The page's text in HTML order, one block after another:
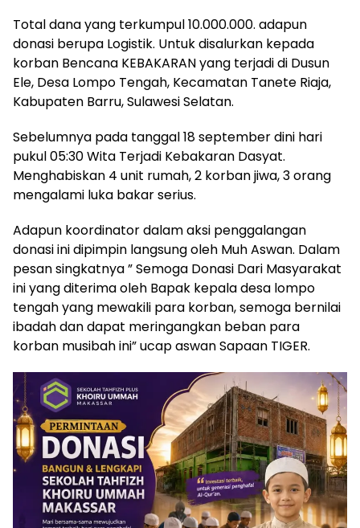
Total dana yang terkumpul 10.000.000. adapun
donasi berupa Logistik. Untuk disalurkan kepada
korban Bencana KEBAKARAN yang terjadi di Dusun
Ele, Desa Lompo Tengah, Kecamatan Tanete Riaja,
Kabupaten Barru, Sulawesi Selatan.
Sebelumnya pada tanggal 18 september dini hari
pukul 05:30 Wita Terjadi Kebakaran Dasyat.
Menghabiskan 4 unit rumah, 2 korban jiwa, 3 orang
mengalami luka bakar serius.
Adapun koordinator dalam aksi penggalangan
donasi ini dipimpin langsung oleh Muh Aswan. Dalam
pesan singkatnya ” Semoga Donasi Dari Masyarakat
ini yang diterima oleh Bapak kepala desa lompo
tengah yang mewakili para korban, semoga bernilai
ibadah dan dapat meringangkan beban para
korban musibah ini” ucap aswan Sapaan TIGER.